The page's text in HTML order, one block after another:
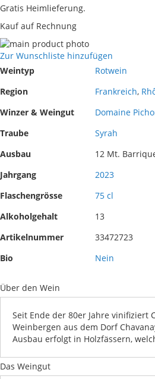
Gratis Heimlieferung.
Kauf auf Rechnung
Skip
to
the
of
images
Skip
to
beginning
the
gallery
Zur Wunschliste hinzufügen
Mehr
Informationen
Weintyp
Rotwein
Region
Frankreich,
Winzer & Weingut
Domaine
Traube
Syrah
Ausbau
12 Mt.
Jahrgang
2023
Flaschengrösse
75 cl
Alkoholgehalt
13
Artikelnummer
33472723
Bio
Nein
Über den Wein
Seit Ende der 80er Jahre vinifiziert
Weinbergen aus dem Dorf
Ausbau erfolgt in Holzfässern,
Das Weingut